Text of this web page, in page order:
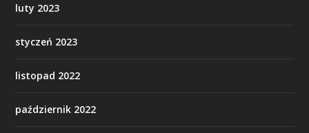
luty 2023
styczeń 2023
listopad 2022
październik 2022